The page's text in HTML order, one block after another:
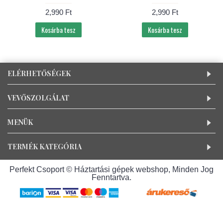
2,990 Ft
Kosárba tesz
2,990 Ft
Kosárba tesz
ELÉRHETŐSÉGEK
VEVŐSZOLGÁLAT
MENÜK
TERMÉK KATEGÓRIA
Perfekt Csoport © Háztartási gépek webshop, Minden Jog
Fenntartva.